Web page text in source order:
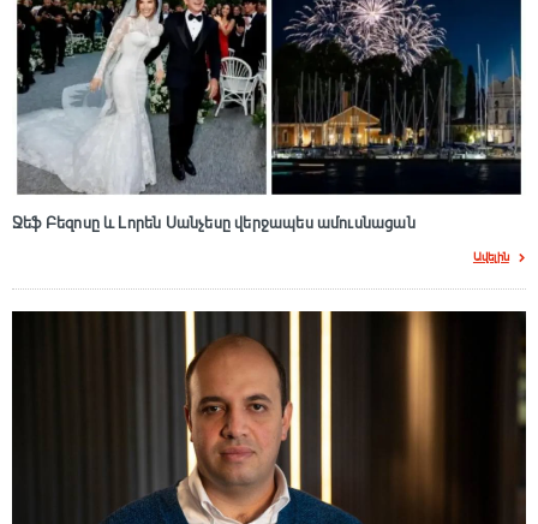
Ջեֆ Բեզոսը և Լորեն Սանչեսը վերջապես ամուսնացան
Ավելին